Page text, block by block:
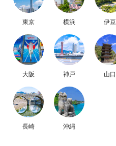
東京 横浜 伊豆
大阪 神戸 山口
長崎 沖縄